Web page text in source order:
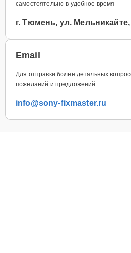
самостоятельно в удобное время
г. Тюмень, ул. Мельникайте,
Email
Для отправки более детальных
пожеланий и предложений
info@sony-fixmaster.ru